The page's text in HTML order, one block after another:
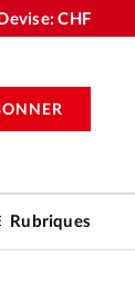
CHF
Rubriques